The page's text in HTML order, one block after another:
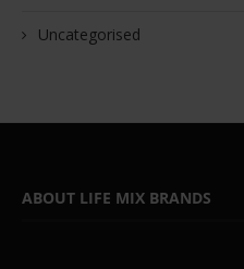
Uncategorised
ABOUT LIFE MIX BRANDS